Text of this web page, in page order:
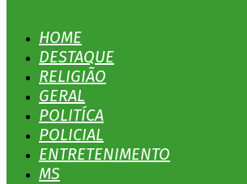
HOME
DESTAQUE
RELIGIÃO
GERAL
POLITÍCA
POLICIAL
ENTRETENIMENTO
MS